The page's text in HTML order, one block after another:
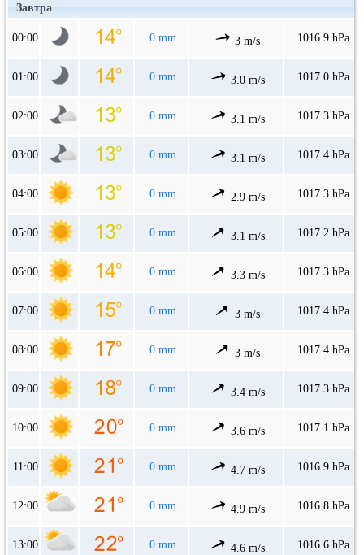
Завтра
00:00 0 mm 3 m/s 1016.9 hPa
01:00 0 mm 3.0 m/s 1017.0 hPa
02:00 0 mm 3.1 m/s 1017.3 hPa
03:00 0 mm 3.1 m/s 1017.4 hPa
04:00 0 mm 2.9 m/s 1017.3 hPa
05:00 0 mm 3.1 m/s 1017.2 hPa
06:00 0 mm 3.3 m/s 1017.3 hPa
07:00 0 mm 3 m/s 1017.4 hPa
08:00 0 mm 3 m/s 1017.4 hPa
09:00 0 mm 3.4 m/s 1017.3 hPa
10:00 0 mm 3.6 m/s 1017.1 hPa
11:00 0 mm 4.7 m/s 1016.9 hPa
12:00 0 mm 4.9 m/s 1016.8 hPa
13:00 0 mm 4.6 m/s 1016.6 hPa